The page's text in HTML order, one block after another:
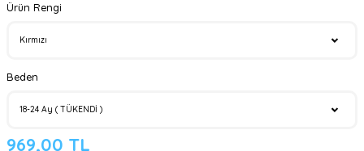
Ürün Rengi
Beden
969,00 TL